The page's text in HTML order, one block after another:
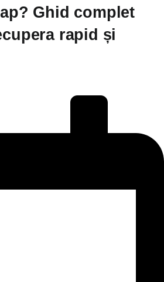
Ghid complet
rapid și